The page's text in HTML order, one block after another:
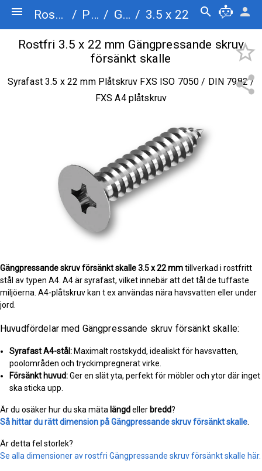
menu Rostfriskruv.se / Plåtskruv / Gängpressande skruv försänkt skalle / 3.5 x 22 search person
share
star_border
Rostfri 3.5 x 22 mm Gängpressande skruv
försänkt skalle
Syrafast 3.5 x 22 mm Plåtskruv FXS ISO 7050 / DIN 7982 /
FXS A4 plåtskruv
Gängpressande skruv försänkt skalle3.5 x 22 mmtillverkad i rostfritt
stål av typen A4. A4 är syrafast, vilket innebär att det tål de tuffaste
miljöerna. A4-plåtskruv kan t ex användas nära havsvatten eller under
jord.
Huvudfördelar med Gängpressande skruv försänkt skalle:
Syrafast A4-stål: Maximalt rostskydd, idealiskt för havsvatten,
poolområden och tryckimpregnerat virke.
Försänkt huvud:Ger en slät yta, perfekt för möbler och ytor där inget
ska sticka upp.
Är du osäker hur du ska mäta längdeller bredd?
Så hittar du rätt dimension på Gängpressande skruv försänkt skalle
Är detta fel storlek?
Se alla dimensioner av rostfri Gängpressande skruv försänkt skalle här.